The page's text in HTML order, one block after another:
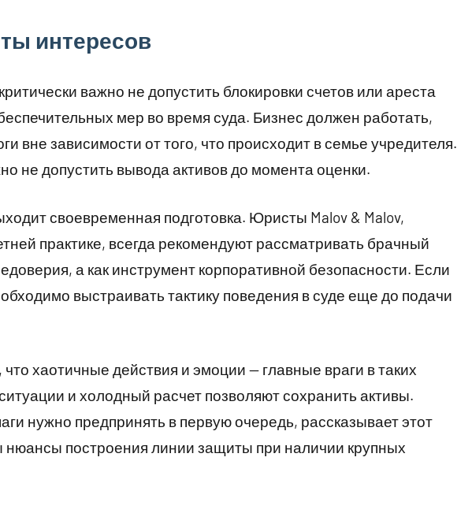
интересов
важно не допустить блокировки счетов или ареста
мер во время суда. Бизнес должен работать,
вне зависимости от того, что происходит в семье учредителя.
не допустить вывода активов до момента оценки.
своевременная подготовка. Юристы Malov & Malov,
практике, всегда рекомендуют рассматривать брачный
а как инструмент корпоративной безопасности. Если
выстраивать тактику поведения в суде еще до подачи
хаотичные действия и эмоции — главные враги в таких
и холодный расчет позволяют сохранить активы.
нужно предпринять в первую очередь, рассказывает этот
нюансы построения линии защиты при наличии крупных